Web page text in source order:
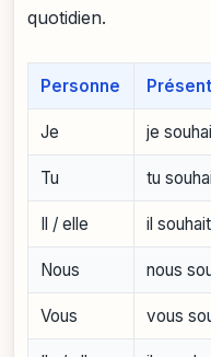
quotidien.
Personne Présent
Je je
Tu tu
Il / elle il
Nous nous
Vous vous